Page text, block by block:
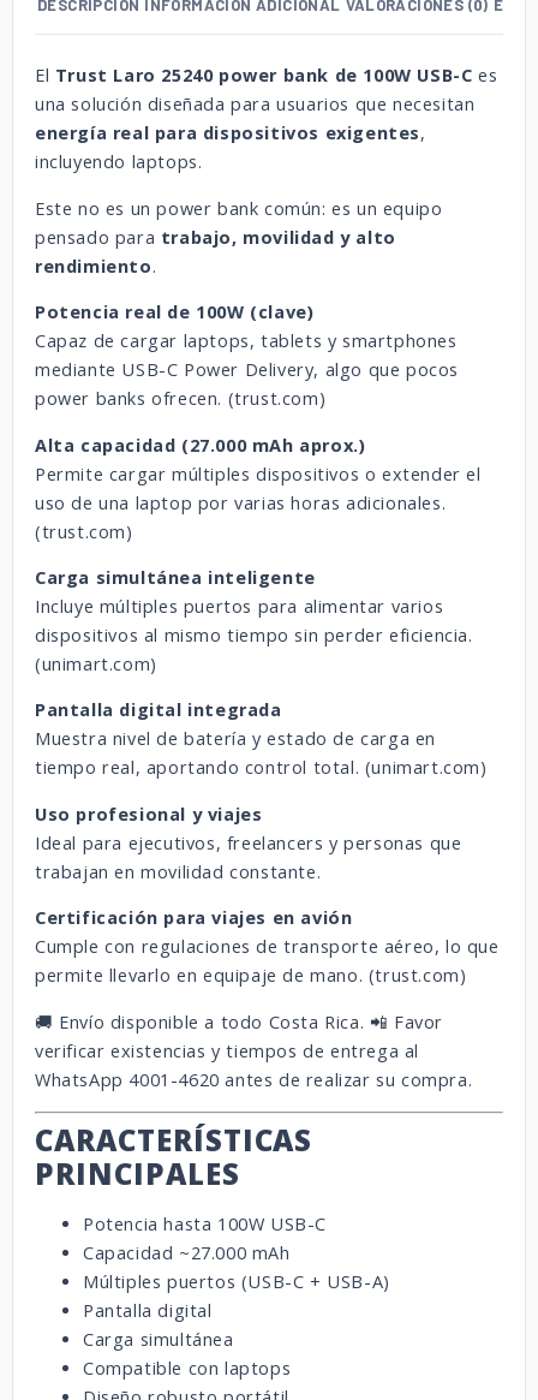
DESCRIPCIÓN INFORMACIÓN ADICIONAL VALORACIONES (0)
El Trust Laro 25240 power bank de 100W USB-C es
una solución diseñada para usuarios que necesitan
energía real para dispositivos exigentes,
incluyendo laptops.
Este no es un power bank común: es un equipo
pensado para trabajo, movilidad y alto
rendimiento.
Potencia real de 100W (clave)
Capaz de cargar laptops, tablets y smartphones
mediante USB-C Power Delivery, algo que pocos
power banks ofrecen. (trust.com)
Alta capacidad (27.000 mAh aprox.)
Permite cargar múltiples dispositivos o extender el
uso de una laptop por varias horas adicionales.
(trust.com)
Carga simultánea inteligente
Incluye múltiples puertos para alimentar varios
dispositivos al mismo tiempo sin perder eficiencia.
(unimart.com)
Pantalla digital integrada
Muestra nivel de batería y estado de carga en
tiempo real, aportando control total. (unimart.com)
Uso profesional y viajes
Ideal para ejecutivos, freelancers y personas que
trabajan en movilidad constante.
Certificación para viajes en avión
Cumple con regulaciones de transporte aéreo, lo que
permite llevarlo en equipaje de mano. (trust.com)
🚚 Envío disponible a todo Costa Rica. 📲 Favor
verificar existencias y tiempos de entrega al
WhatsApp 4001-4620 antes de realizar su compra.
CARACTERÍSTICAS
PRINCIPALES
Potencia hasta 100W USB-C
Capacidad ~27.000 mAh
Múltiples puertos (USB-C + USB-A)
Pantalla digital
Carga simultánea
Compatible con laptops